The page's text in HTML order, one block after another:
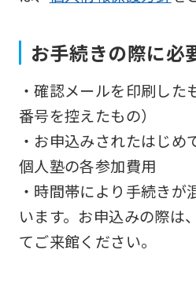
お手続きの際に必
・確認メールを印刷した
番号を控えたもの）
・お申込みされたはじめ
個人塾の各参加費用
・時間帯により手続きが
います。お申込みの際は
てご来館ください。
be
an